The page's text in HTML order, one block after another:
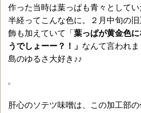
作った当時は葉っぱも青々として
半経ってこんな色に。２月中旬の
飾も加えていて「 葉っぱが黄金色
うでしょーー？！」 なんて言われ
島のゆるさ大好き♪♪
肝心のソテツ味噌は、この加工部